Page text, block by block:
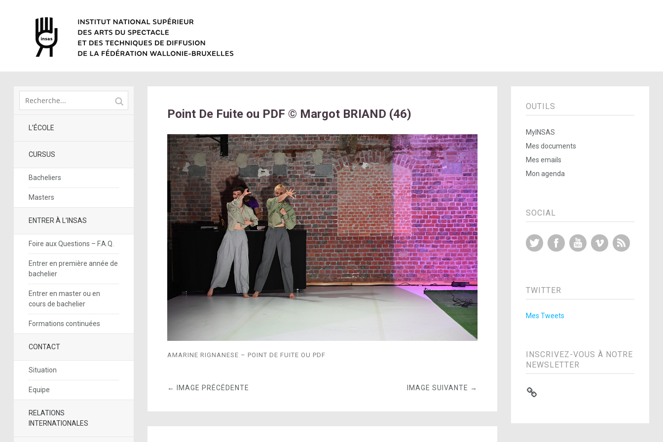
L’ÉCOLE
CURSUS
Bacheliers
Masters
ENTRER À L’INSAS
Foire aux Questions – F.A.Q.
Entrer en première année de
bachelier
Entrer en master ou en
cours de bachelier
Formations continuées
CONTACT
Situation
Equipe
RELATIONS
INTERNATIONALES
Point De Fuite ou PDF © Margot BRIAND (46)
AMARINE RIGNANESE – POINT DE FUITE OU PDF
← IMAGE PRÉCÉDENTE IMAGE SUIVANTE →
OUTILS
MyINSAS
Mes documents
Mes emails
Mon agenda
SOCIAL
Twitter FacebookYouTubeVimeo
TWITTER
Mes Tweets
INSCRIVEZ-VOUS À NOTRE
NEWSLETTER